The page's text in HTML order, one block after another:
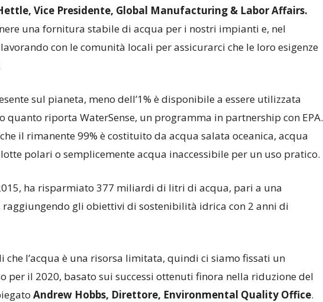
Vice Presidente, Global Manufacturing & Labor Affairs.
una fornitura stabile di acqua per i nostri impianti e, nel
con le comunità locali per assicurarci che le loro esigenze
sul pianeta, meno dell’1% è disponibile a essere utilizzata
quanto riporta WaterSense, un programma in partnership con EPA.
il rimanente 99% è costituito da acqua salata oceanica, acqua
polari o semplicemente acqua inaccessibile per un uso pratico.
ha risparmiato 377 miliardi di litri di acqua, pari a una
raggiungendo gli obiettivi di sostenibilità idrica con 2 anni di
che l’acqua è una risorsa limitata, quindi ci siamo fissati un
per il 2020, basato sui successi ottenuti finora nella riduzione del
Andrew Hobbs, Direttore, Environmental Quality Office.